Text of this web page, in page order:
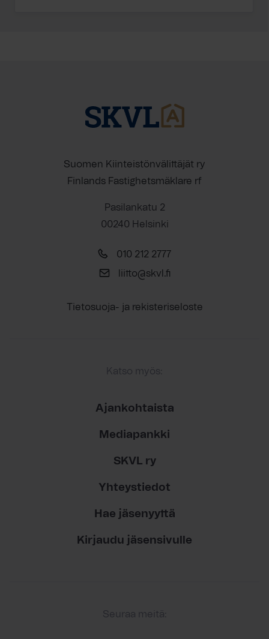
Suomen Kiinteistönvälittäjät ry
Finlands Fastighetsmäklare rf
Pasilankatu 2
00240 Helsinki
010 212 2777
liitto@skvl.fi
Tietosuoja- ja rekisteriseloste
Katso myös:
Ajankohtaista
Mediapankki
SKVL ry
Yhteystiedot
Hae jäsenyyttä
Kirjaudu jäsensivulle
Seuraa meitä: